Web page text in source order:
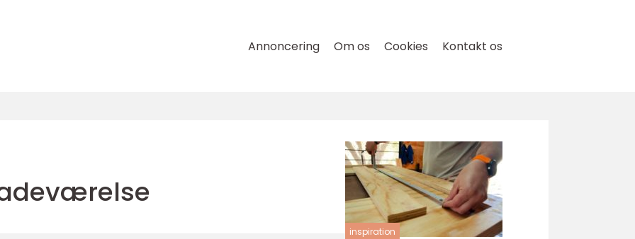
Annoncering Om os Cookies Kontakt os
inspiration